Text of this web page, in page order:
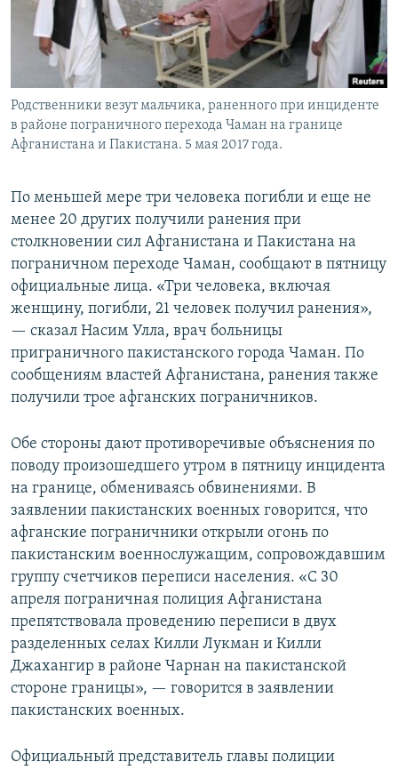
Родственники везут мальчика, раненного при инциденте
в районе пограничного перехода Чаман на границе
Афганистана и Пакистана. 5 мая 2017 года.
По меньшей мере три человека погибли и еще не
менее 20 других получили ранения при
столкновении сил Афганистана и Пакистана на
пограничном переходе Чаман, сообщают в пятницу
официальные лица. «Три человека, включая
женщину, погибли, 21 человек получил ранения»,
— сказал Насим Улла, врач больницы
приграничного пакистанского города Чаман. По
сообщениям властей Афганистана, ранения также
получили трое афганских пограничников.
Обе стороны дают противоречивые объяснения по
поводу произошедшего утром в пятницу инцидента
на границе, обмениваясь обвинениями. В
заявлении пакистанских военных говорится, что
афганские пограничники открыли огонь по
пакистанским военнослужащим, сопровождавшим
группу счетчиков переписи населения. «С 30
апреля пограничная полиция Афганистана
препятствовала проведению переписи в двух
разделенных селах Килли Лукман и Килли
Джахангир в районе Чарнан на пакистанской
стороне границы», — говорится в заявлении
пакистанских военных.
Официальный представитель главы полиции